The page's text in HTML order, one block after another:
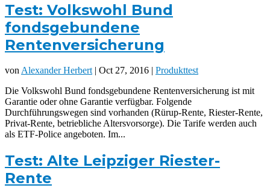
Test: Volkswohl Bund
fondsgebundene
Rentenversicherung
vonAlexander Herbert| Oct 27, 2016 | Produkttest
Die Volkswohl Bund fondsgebundene Rentenversicherung ist mit
Garantie oder ohne Garantie verfügbar. Folgende
Durchführungswegen sind vorhanden (Rürup-Rente, Riester-Rente,
Privat-Rente, betriebliche Altersvorsorge). Die Tarife werden auch
als ETF-Police angeboten. Im...
Test: Alte Leipziger Riester-
Rente